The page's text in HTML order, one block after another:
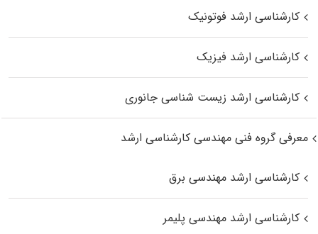
کارشناسی ارشد فوتونیک
کارشناسی ارشد فیزیک
کارشناسی ارشد زیست‌ شناسی جانوری
معرفی گروه فنی مهندسی کارشناسی ارشد
کارشناسی ارشد مهندسی برق
کارشناسی ارشد مهندسی پلیمر